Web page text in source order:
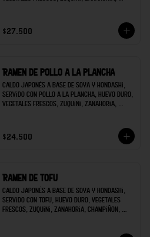
$27.500
Ramen de pollo a la plancha
Caldo japonés a base de soya y hondashi,
servido con pollo a la plancha, huevo duro,
vegetales frescos, zuquini, zanahoria,
$24.500
Ramen de tofu
Caldo japonés a base de soya y hondashi,
servido con tofu, huevo duro, vegetales
frescos, zuquini, zanahoria, champiñon,